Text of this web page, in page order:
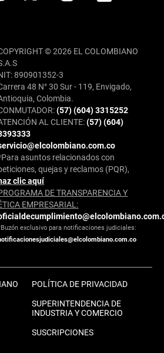
© 2026 EL COLOMBIANO
890901352-3
48 N° 30 Sur - 119, Envigado,
Colombia.
(57) (604) 3315252
AL CLIENTE:(57) (604)
asuntos relacionados con
quejas y reclamos (PQR),
clic aquí
DE TRANSPARENCIA Y
EMPRESARIAL:
exclusivo para notificaciones judiciales:
POLÍTICA DE PRIVACIDAD
SUPERINTENDENCIA DE
INDUSTRIA Y COMERCIO
SUSCRIPCIONES